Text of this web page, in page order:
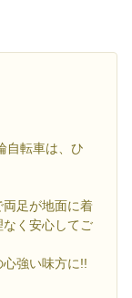
自転車は、ひ
足が地面に着
く安心してご
強い味方に!!